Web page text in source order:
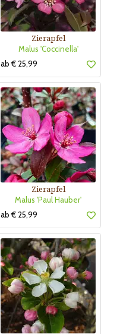
Zierapfel
Malus 'Coccinella'
ab € 25,99
Zierapfel
Malus 'Paul Hauber'
ab € 25,99